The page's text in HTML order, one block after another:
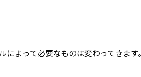
よって必要なものは変わってきます。